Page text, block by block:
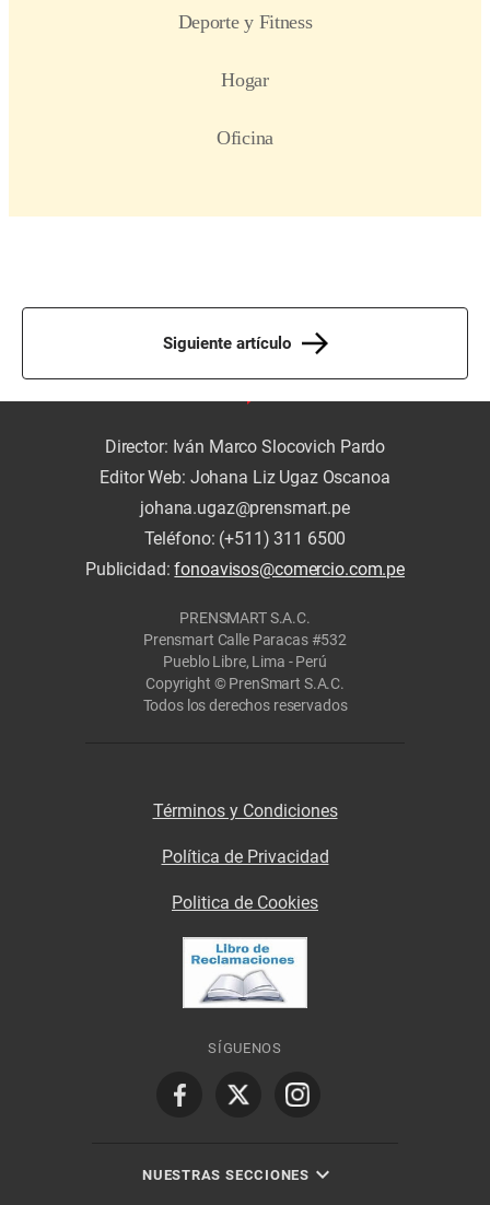
Siguiente artículo
Director: Iván Marco Slocovich Pardo
Editor Web: Johana Liz Ugaz Oscanoa
johana.ugaz@prensmart.pe
Teléfono: (+511) 311 6500
Publicidad:fonoavisos@comercio.com.pe
PRENSMART S.A.C.
Prensmart Calle Paracas #532
Pueblo Libre, Lima - Perú
Copyright © PrenSmart S.A.C.
Todos los derechos reservados
Términos y Condiciones
Política de Privacidad
Politica de Cookies
SÍGUENOS
NUESTRAS SECCIONES